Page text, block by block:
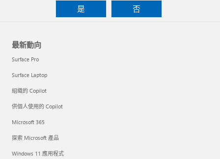
是
否
最新動向
Surface Pro
Surface Laptop
組織的 Copilot
供個人使用的 Copilot
Microsoft 365
探索 Microsoft 產品
Windows 11 應用程式